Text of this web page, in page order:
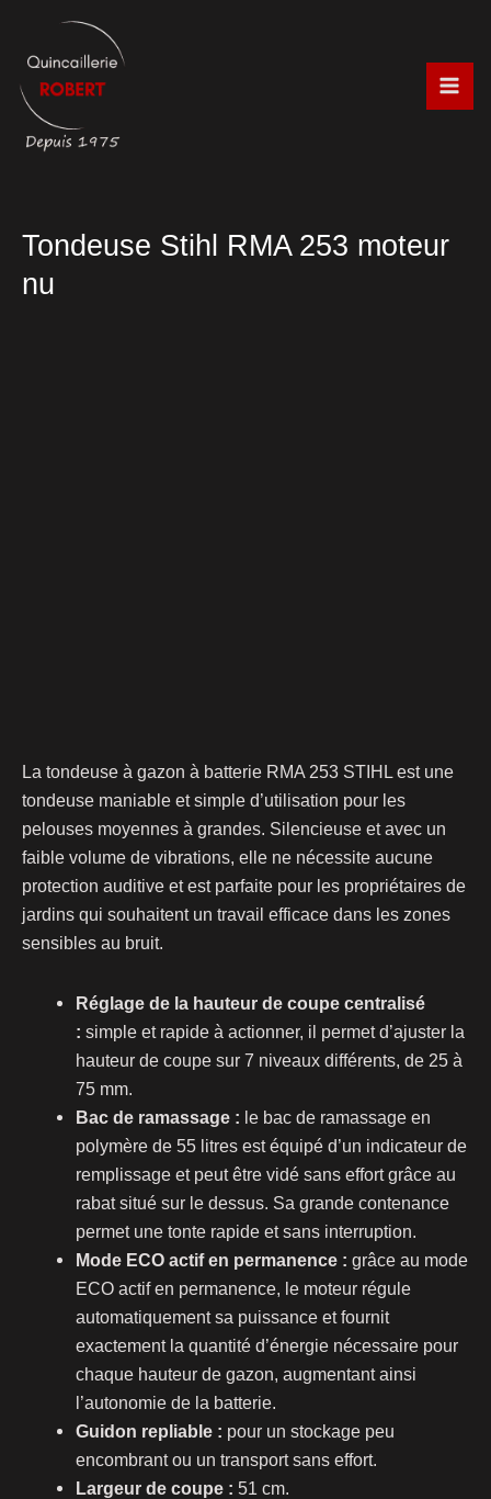
contenu
Tondeuse Stihl RMA 253 moteur
nu
La tondeuse à gazon à batterie RMA 253 STIHL est une
tondeuse maniable et simple d’utilisation pour les
pelouses moyennes à grandes. Silencieuse et avec un
faible volume de vibrations, elle ne nécessite aucune
protection auditive et est parfaite pour les propriétaires de
jardins qui souhaitent un travail efficace dans les zones
sensibles au bruit.
Réglage de la hauteur de coupe centralisé
:simple et rapide à actionner, il permet d’ajuster la
hauteur de coupe sur 7 niveaux différents, de 25 à
75 mm.
Bac de ramassage : le bac de ramassage en
polymère de 55 litres est équipé d’un indicateur de
remplissage et peut être vidé sans effort grâce au
rabat situé sur le dessus. Sa grande contenance
permet une tonte rapide et sans interruption.
Mode ECO actif en permanence :grâce au mode
ECO actif en permanence, le moteur régule
automatiquement sa puissance et fournit
exactement la quantité d’énergie nécessaire pour
chaque hauteur de gazon, augmentant ainsi
l’autonomie de la batterie.
Guidon repliable : pour un stockage peu
encombrant ou un transport sans effort.
Largeur de coupe :51 cm.